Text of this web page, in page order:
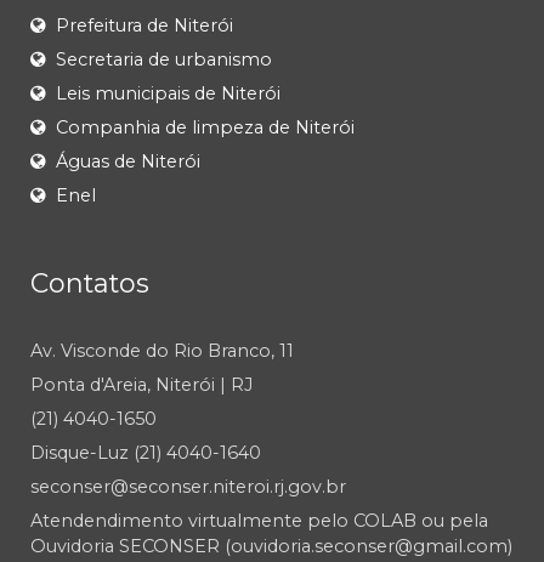
Prefeitura de Niterói
Secretaria de urbanismo
Leis municipais de Niterói
Companhia de limpeza de Niterói
Águas de Niterói
Enel
Contatos
Av. Visconde do Rio Branco, 11
Ponta d'Areia, Niterói | RJ
(21) 4040-1650
Disque-Luz (21) 4040-1640
seconser@seconser.niteroi.rj.gov.br
Atendendimento virtualmente pelo COLAB ou pela
Ouvidoria SECONSER (ouvidoria.seconser@gmail.com)